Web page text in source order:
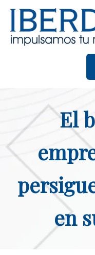
El
en